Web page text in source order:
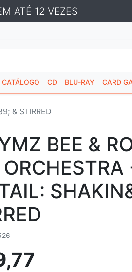
ATÉ 12 VEZES
CATÁLOGO CD BLU-RAY CARD
& STIRRED
BEE &